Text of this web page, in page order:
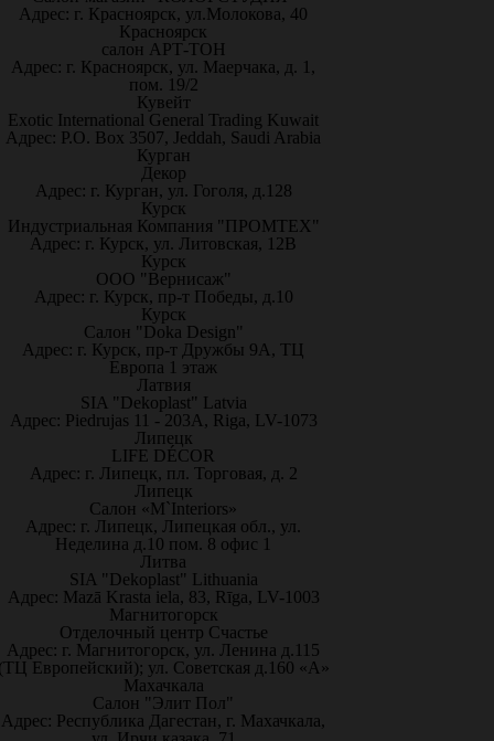
Адрес: г. Красноярск, ул.Молокова, 40
Красноярск
салон АРТ-ТОН
Адрес: г. Красноярск, ул. Маерчака, д. 1,
пом. 19/2
Кувейт
Exotic International General Trading Kuwait
Адрес: P.O. Box 3507, Jeddah, Saudi Arabia
Курган
Декор
Адрес: г. Курган, ул. Гоголя, д.128
Курск
Индустриальная Компания "ПРОМТЕХ"
Адрес: г. Курск, ул. Литовская, 12В
Курск
ООО "Вернисаж"
Адрес: г. Курск, пр-т Победы, д.10
Курск
Салон "Doka Design"
Адрес: г. Курск, пр-т Дружбы 9А, ТЦ
Европа 1 этаж
Латвия
SIA "Dekoplast" Latvia
Адрес: Piedrujas 11 - 203A, Riga, LV-1073
Липецк
LIFE DÉCOR
Адрес: г. Липецк, пл. Торговая, д. 2
Липецк
Салон «M`Interiors»
Адрес: г. Липецк, Липецкая обл., ул.
Неделина д.10 пом. 8 офис 1
Литва
SIA "Dekoplast" Lithuania
Адрес: Mazā Krasta iela, 83, Rīga, LV-1003
Магнитогорск
Отделочный центр Счастье
Адрес: г. Магнитогорск, ул. Ленина д.115
Европейский); ул. Советская д.160 «А»
Махачкала
Салон "Элит Пол"
Адрес: Республика Дагестан, г. Махачкала,